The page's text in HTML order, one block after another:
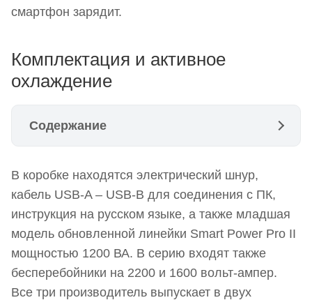
смартфон зарядит.
Комплектация и активное
охлаждение
Содержание
Разъемы и розетки
Экран и зарядное устройство USB
Функциональность и потребительские качества
Внутреннее устройство ИБП
Тестирование Ippon Smart Power Pro II 1200
В коробке находятся электрический шнур,
кабель USB-A – USB-B для соединения с ПК,
инструкция на русском языке, а также младшая
модель обновленной линейки Smart Power Pro II
мощностью 1200 ВА. В серию входят также
бесперебойники на 2200 и 1600 вольт-ампер.
Все три производитель выпускает в двух